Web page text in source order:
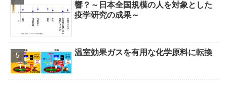
響？～日本全国規模の人を対象とした
疫学研究の成果～
温室効果ガスを有用な化学原料に転換